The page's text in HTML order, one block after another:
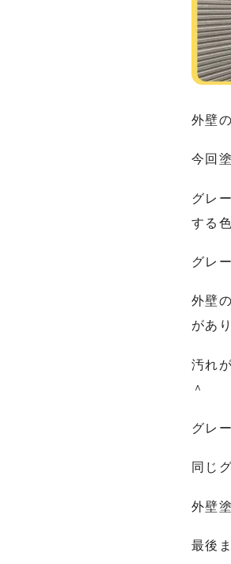
外壁
今回
グレ
する
グレ
外壁
があ
汚れ
＾
グレ
同じ
外壁
最後